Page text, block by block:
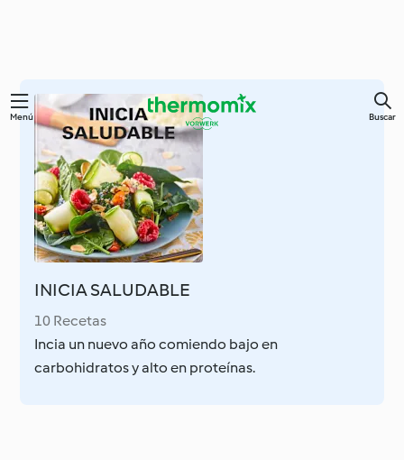
contenido
principal
Menú Buscar
INICIA SALUDABLE
10 Recetas
Incia un nuevo año comiendo bajo en
carbohidratos y alto en proteínas.